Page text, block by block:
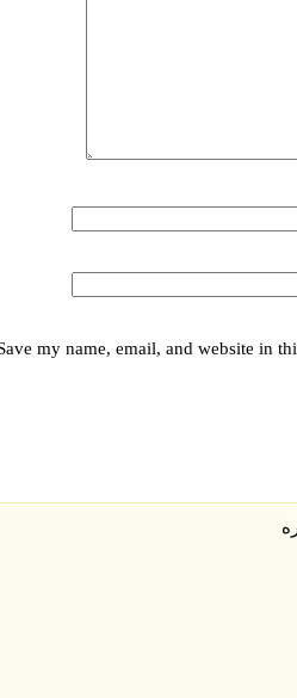
Save my name, email, and